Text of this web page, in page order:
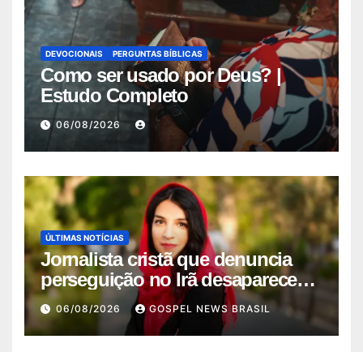
DEVOCIONAIS PERGUNTAS BÍBLICAS
Como ser usado por Deus? |
Estudo Completo
06/08/2026
ÚLTIMAS NOTÍCIAS
Jornalista cristã que denuncia
perseguição no Irã desaparece
ap…
06/08/2026 GOSPEL NEWS BRASIL